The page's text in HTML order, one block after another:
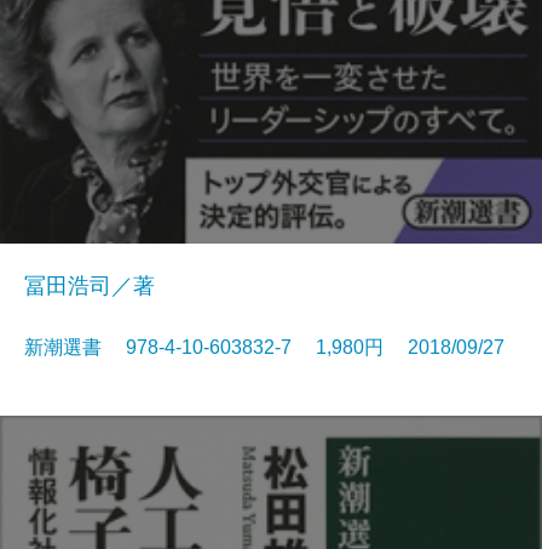
冨田浩司／著
新潮選書 978-4-10-603832-7 1,980円 2018/09/27